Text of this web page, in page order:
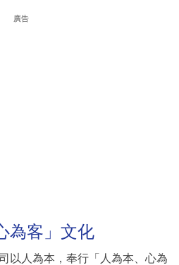
廣告
為客」文化
以人為本，奉行「人為本、心為